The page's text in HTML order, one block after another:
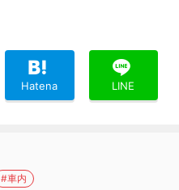
Hatena LINE
#車内